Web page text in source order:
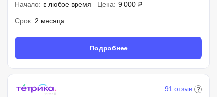
Начало: в любое время Цена: 9 000 ₽
Срок: 2 месяца
Подробнее
91 отзыв